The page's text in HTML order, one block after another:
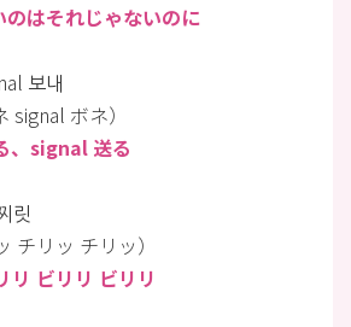
はそれじゃないのに
보내
signal ボネ）
、signal 送る
릿
チリッ チリッ）
リ ビリリ ビリリ